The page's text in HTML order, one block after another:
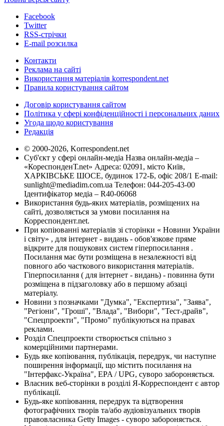
Facebook
Twitter
RSS-стрічки
E-mail розсилка
Контакти
Реклама на сайті
Використання матеріалів korrespondent.net
Правила користування сайтом
Договір користування сайтом
Політика у сфері конфіденційності і персональних даних
Угода щодо користування
Редакція
© 2000-2026, Korrespondent.net
Суб'єкт у сфері онлайн-медіа Назва онлайн-медіа –
«КореспонденТ.net» Адреса: 02091, місто Київ,
ХАРКІВСЬКЕ ШОСЕ, будинок 172-Б, офіс 208/1 E-mail:
sunlight@mediadim.com.ua Телефон: 044-205-43-00
Ідентифікатор медіа – R40-06068
Використання будь-яких матеріалів, розміщених на
сайті, дозволяється за умови посилання на
Корреспондент.net.
При копіюванні матеріалів зі сторінки « Новини України
і світу» , для інтернет - видань - обов'язкове пряме
відкрите для пошукових систем гіперпосилання .
Посилання має бути розміщена в незалежності від
повного або часткового використання матеріалів.
Гіперпосилання ( для інтернет - видань) - повинна бути
розміщена в підзаголовку або в першому абзаці
матеріалу.
Новини з позначками "Думка", "Експертиза", "Заява",
"Регіони", "Гроші", "Влада", "Вибори", "Тест-драйв",
"Спецпроекти", "Промо" публікуються на правах
реклами.
Розділ Спецпроекти створюється спільно з
комерційними партнерами.
Будь яке копіювання, публікація, передрук, чи наступне
поширення інформації, що містить посилання на
"Інтерфакс-Україна", EPA / UPG, суворо забороняється.
Власник веб-сторінки в розділі Я-Корреспондент є автор
публікації.
Будь-яке копіювання, передрук та відтворення
фотографічних творів та/або аудіовізуальних творів
правовласника Getty Images - суворо забороняється.